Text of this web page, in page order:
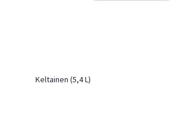
Keltainen (5,4 L)